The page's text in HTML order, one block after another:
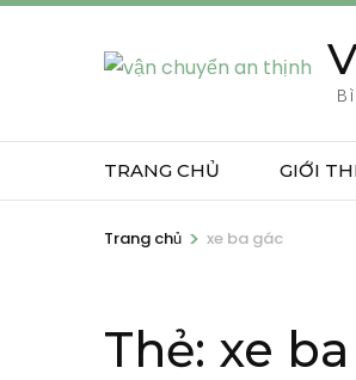
Bỏ
nội
TRANG CHỦ GIỚI
Trang chủ > xe ba gác
Thẻ: xe